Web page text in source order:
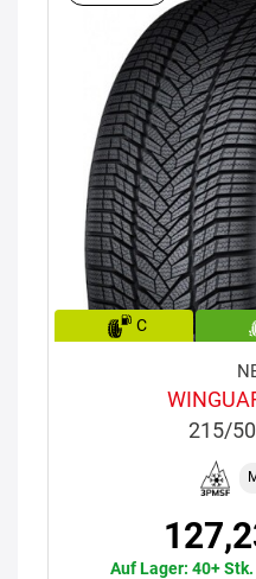
C
215/
Auf Lager: 40+